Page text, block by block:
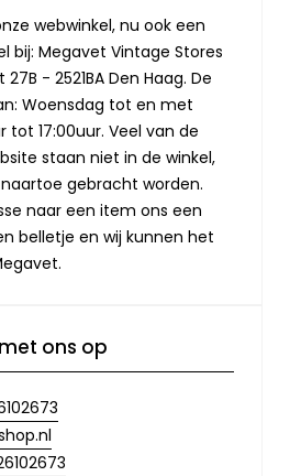
webwinkel, nu ook een
bij: Megavet Vintage Stores
- 2521BA Den Haag. De
Woensdag tot en met
tot 17:00uur. Veel van de
staan niet in de winkel,
gebracht worden.
naar een item ons een
belletje en wij kunnen het
ons op